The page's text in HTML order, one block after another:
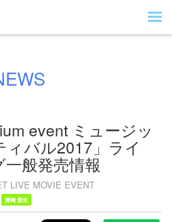
event ミュージッ
バル2017」ライ
般発売情報
LIVE MOVIE EVENT
豊崎 愛生